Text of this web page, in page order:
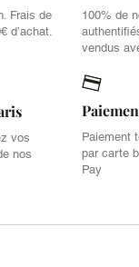
Frais de
d’achat.
100% de
vendus
vos
nos
Paiement
par carte
Pay